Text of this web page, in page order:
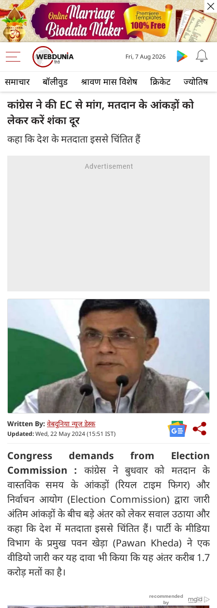
समाचार बॉलीवुड श्रावण मास विशेष क्रिकेट ज्योतिष
Fri, 7 Aug 2026
कांग्रेस ने की EC से मांग, मतदान के आंकड़ों को
लेकर करें शंका दूर
कहा कि देश के मतदाता इससे चिंतित हैं
Written By: वेबदुनिया न्यूज डेस्क
Updated:Wed, 22 May 2024 (15:51 IST)
Congress demands from Election
Commission : कांग्रेस ने बुधवार को मतदान के
वास्तविक समय के आंकड़ों (रियल टाइम फिगर) और
निर्वाचन आयोग (Election Commission) द्वारा जारी
अंतिम आंकड़ों के बीच बड़े अंतर को लेकर सवाल उठाया और
कहा कि देश में मतदाता इससे चिंतित हैं। पार्टी के मीडिया
विभाग के प्रमुख पवन खेड़ा (Pawan Kheda) ने एक
वीडियो जारी कर यह दावा भी किया कि यह अंतर करीब 1.7
करोड़ मतों का है।